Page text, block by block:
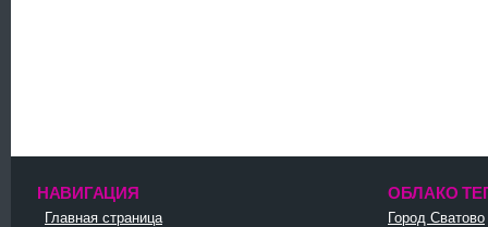
НАВИГАЦИЯ
Главная страница
ОБЛАКО
Город Сватово